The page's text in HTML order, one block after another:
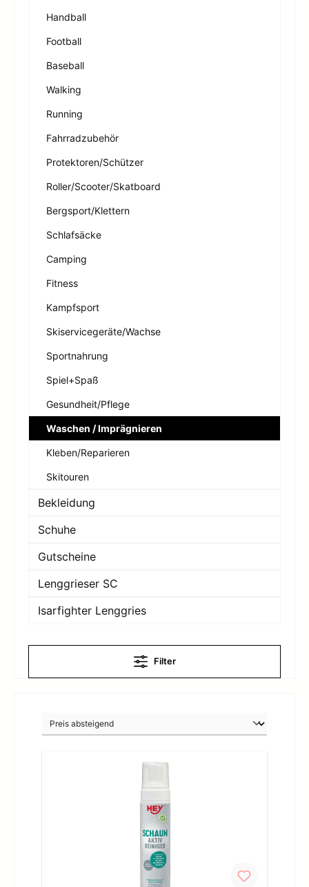
Handball
Football
Baseball
Walking
Running
Fahrradzubehör
Protektoren/Schützer
Roller/Scooter/Skatboard
Bergsport/Klettern
Schlafsäcke
Camping
Fitness
Kampfsport
Skiservicegeräte/Wachse
Sportnahrung
Spiel+Spaß
Gesundheit/Pflege
Waschen / Imprägnieren
Kleben/Reparieren
Skitouren
Bekleidung
Schuhe
Gutscheine
Lenggrieser SC
Isarfighter Lenggries
Filter